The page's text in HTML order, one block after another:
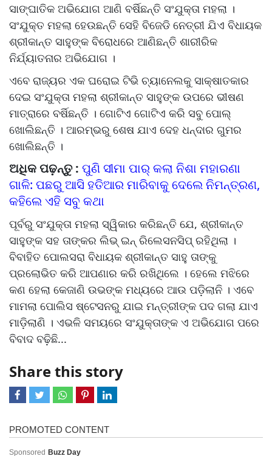
ସାଙ୍ଘାତିକ ଅଭିଯୋଗ ଆଣି ବର୍ଷିଛନ୍ତି ସଂଯୁକ୍ତା ମହଲା ।
ସଂଯୁକ୍ତ ମହଲା ହେଉଛନ୍ତି ସେହି ବିଜେଡି ନେତ୍ରୀ ଯିଏ ବିଧାୟକ
ଶ୍ରୀକାନ୍ତ ସାହୁଙ୍କ ବିରୋଧରେ ଆଣିଛନ୍ତି ଶାରୀରିକ
ନିର୍ଯ୍ୟାତନାର ଅଭିଯୋଗ ।
ଏବେ ରାଜ୍ୟର ଏକ ଘରୋଇ ଟିଭି ଚ୍ୟାନେଲକୁ ସାକ୍ଷାତକାର
ଦେଇ ସଂଯୁକ୍ତା ମହଲା ଶ୍ରୀକାନ୍ତ ସାହୁଙ୍କ ଉପରେ ଭୀଷଣ
ମାତ୍ରାରେ ବର୍ଷିଛନ୍ତି । ଗୋଟିଏ ଗୋଟିଏ କରି ସବୁ ପୋଲ୍
ଖୋଲିଛନ୍ତି । ଆରମ୍ଭରୁ ଶେଷ ଯାଏ ଦେହ ଧନ୍ଦାର ଗୁମର
ଖୋଲିଛନ୍ତି ।
ଅଧିକ ପଢ଼ନ୍ତୁ : ପୁଣି ସୀମା ପାର୍ କଲା ନିଶା ମହାରଣା
ଗାଳି: ପଛରୁ ଆସି ହତିଆର ମାରିବାକୁ ଦେଲେ ନିମନ୍ତ୍ରଣ,
କହିଲେ ଏହି ସବୁ କଥା
ପୂର୍ବରୁ ସଂଯୁକ୍ତା ମହଲା ସ୍ୱିକାର କରିଛନ୍ତି ଯେ, ଶ୍ରୀକାନ୍ତ
ସାହୁଙ୍କ ସହ ତାଙ୍କର ଲିଭ୍ ଇନ୍ ରିଲେସନସିପ୍ ରହିଥିଲା ।
ବିବାହିତ ପୋଲସରା ବିଧାୟକ ଶ୍ରୀକାନ୍ତ ସାହୁ ତାଙ୍କୁ
ପ୍ରଲୋଭିତ କରି ଆପଣାର କରି ରଖିଥିଲେ । ହେଲେ ମଝିରେ
କଣ ହେଲା କେଜାଣି ଉଭଙ୍କ ମଧ୍ୟରେ ଆଉ ପଡ଼ିଲାନି । ଏବେ
ମାମଲା ପୋଲିସ ଷ୍ଟେସନରୁ ଯାଇ ମନ୍ତ୍ରୀଙ୍କ ପଦ ଗଲା ଯାଏ
ମାଡ଼ିଲାଣି । ଏଭଳି ସମୟରେ ସଂଯୁକ୍ତାଙ୍କ ଏ ଅଭିଯୋଗ ପରେ
ବିବାଦ ବଢ଼ିଛି...
Share this story